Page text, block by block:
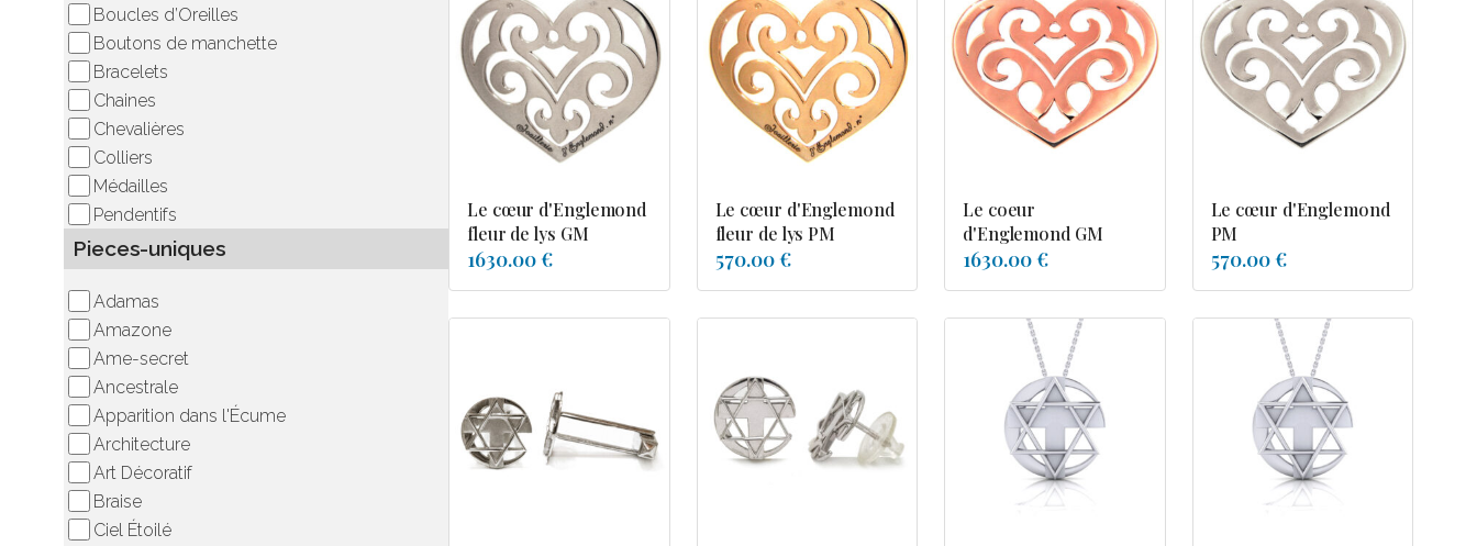
Boucles d’Oreilles
Boutons de manchette
Bracelets
Chaines
Chevalières
Colliers
Médailles
Pendentifs
Pieces-uniques
Adamas
Amazone
Ame-secret
Ancestrale
Apparition dans l'Écume
Architecture
Art Décoratif
Braise
Ciel Étoilé
Le cœur d'Englemond
fleur de lys GM
1630.00 €
Le cœur d'Englemond
fleur de lys PM
570.00 €
Le coeur
d'Englemond GM
1630.00 €
Le cœur d'Englemond
PM
570.00 €